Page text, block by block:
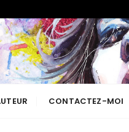
Shaya
CONTACTEZ-MOI